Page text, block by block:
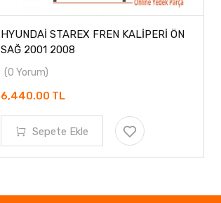
HYUNDAİ STAREX FREN KALİPERİ ÖN
SAĞ 2001 2008
(0 Yorum)
6,440.00 TL
Sepete Ekle